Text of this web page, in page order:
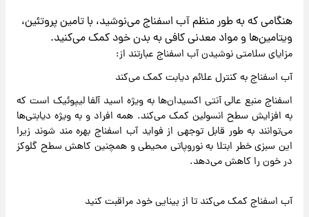
هنگامی که به طور منظم آب اسفناج می‌نوشید، با تامین پروتئین،
ویتامین‌ها و مواد معدنی کافی به بدن خود کمک می‌کنید.
مزایای سلامتی نوشیدن آب اسفناج عبارتند از:
آب اسفناج به کنترل علائم دیابت کمک می‌کند
اسفناج منبع عالی آنتی اکسیدان‌ها به ویژه اسید آلفا لیپوئیک است که
به افزایش سطح انسولین کمک می‌کند. همه افراد و به ویژه دیابتی‌ها
می‌توانند به طور قابل توجهی از فواید آب اسفناج بهره مند شوند زیرا
این سبزی خطر ابتلا به نوروپاتی محیطی و همچنین کاهش سطح گلوکز
در خون را کاهش می‌دهد.
آب اسفناج کمک می‌کند تا از بینایی خود مراقبت کنید